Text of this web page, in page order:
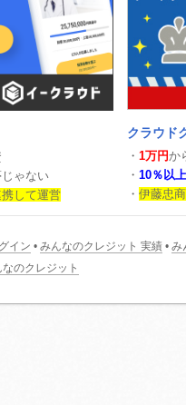
じゃない
して運営
クラウド
・ 1万円か
・ 10％以上
・ 伊藤忠
イン • みんなのクレジット 実績 • み
のクレジット